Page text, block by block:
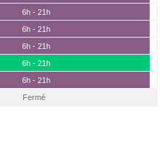
6h - 21h
6h - 21h
6h - 21h
6h - 21h
6h - 21h
Fermé